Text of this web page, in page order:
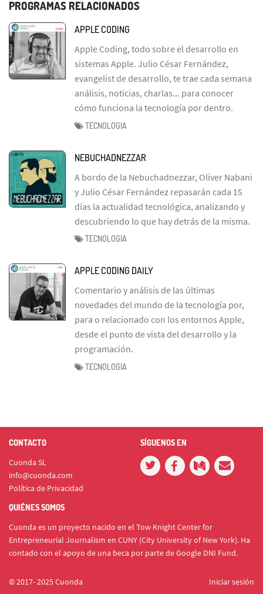
PROGRAMAS RELACIONADOS
APPLE CODING
Apple Coding, todo sobre el desarrollo en
sistemas Apple. Julio César Fernández,
evangelist de desarrollo, te trae cada semana
análisis, noticias, charlas... para conocer
cómo funciona la tecnología por dentro.
TECNOLOGIA
NEBUCHADNEZZAR
A bordo de la Nebuchadnezzar, Oliver Nabani
y Julio César Fernández repasarán cada 15
días la actualidad tecnológica, analizando y
descubriendo lo que hay detrás de la misma.
TECNOLOGIA
APPLE CODING DAILY
Comentario y análisis de las últimas
novedades del mundo de la tecnología por,
para o relacionado con los entornos Apple,
desde el punto de vista del desarrollo y la
programación.
TECNOLOGIA
CONTACTO
Cuonda SL
info@cuonda.com
Política de Privacidad
SÍGUENOS EN
QUIÉNES SOMOS
Cuonda es un proyecto nacido en el Tow Knight Center for
Entrepreneurial Journalism en CUNY (City University of New York). Ha
contado con el apoyo de una beca por parte de Google DNI Fund.
© 2017- 2025 Cuonda Iniciar sesión